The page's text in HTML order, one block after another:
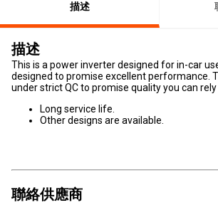
描述
描述
This is a power inverter designed for in-car
designed to promise excellent performance.
under strict QC to promise quality you can rely
Long service life.
Other designs are available.
聯絡供應商